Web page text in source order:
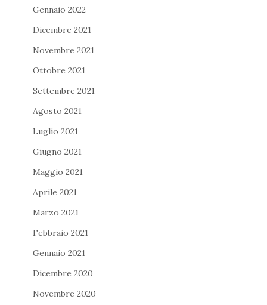
Gennaio 2022
Dicembre 2021
Novembre 2021
Ottobre 2021
Settembre 2021
Agosto 2021
Luglio 2021
Giugno 2021
Maggio 2021
Aprile 2021
Marzo 2021
Febbraio 2021
Gennaio 2021
Dicembre 2020
Novembre 2020